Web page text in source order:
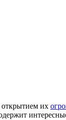
открытием их